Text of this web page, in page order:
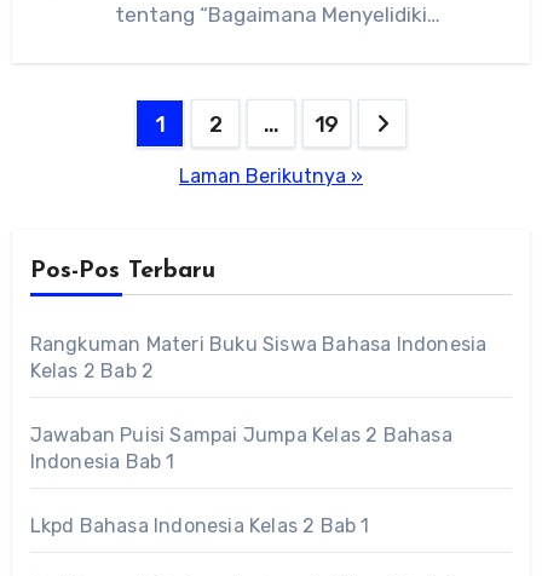
tentang “Bagaimana Menyelidiki
Paginasi
1 2 … 19
Laman Berikutnya »
Pos-Pos Terbaru
Rangkuman Materi Buku Siswa Bahasa Indonesia
Kelas 2 Bab 2
Jawaban Puisi Sampai Jumpa Kelas 2 Bahasa
Indonesia Bab 1
Lkpd Bahasa Indonesia Kelas 2 Bab 1